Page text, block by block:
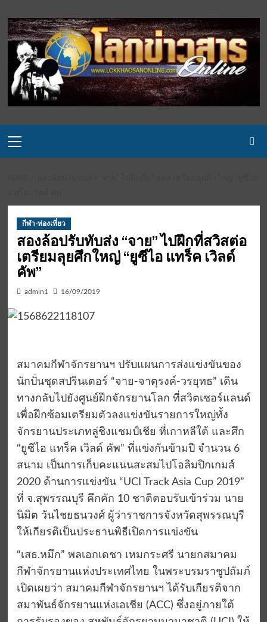
to
content
Menu
กีฬา-ท่องเที่ยว
สองล้อปรับทับส่ง “จาย” ไปฝึกที่สวิสต่อ
เตรียมลุยศึกใหญ่ “ยูซีไอ แทร็ค เวิลด์
คัพ”
admin1 16/09/2019
สมาคมกีฬาจักรยานฯ ปรับแผนการส่งแข่งขันของ
นักปั่นชุดสปรินเตอร์ “จาย-จาตุรงค์-วรยุทธ” เดิน
ทางกลับไปยังศูนย์ฝึกจักรยานโลก ที่สวิตเซอร์แลนด์
เพื่อฝึกซ้อมเตรียมตัวลงแข่งขันรายการใหญ่ทั้ง
จักรยานประเภทลู่ชิงแชมป์เชีย ที่เกาหลีใต้ และศึก
“ยูซีไอ แทร็ค เวิลด์ คัพ” ที่แข่งกันข้ามปี จำนวน 6
สนาม เป็นการเก็บคะแนนสะสมไปโอลิมปิกเกมส์
2020 ด้านการแข่งขัน “UCI Track Asia Cup 2019”
ที่ จ.สุพรรณบุรี คึกคัก 10 ชาติตอบรับเข้าร่วม นาย
นิมิต วันไชยธนวงศ์ ผู้ว่าราชการจังหวัดสุพรรณบุรี
ให้เกียรติเป็นประธานพิธีเปิดการแข่งขัน
“เสธ.หมึก” พลเอกเดชา เหมกระศรี นายกสมาคม
กีฬาจักรยานแห่งประเทศไทย ในพระบรมราชูปถัมภ์
เปิดเผยว่า สมาคมกีฬาจักรยานฯ ได้รับเกียรติจาก
สมาพันธ์จักรยานแห่งเอเชีย (ACC) ซึ่งอยู่ภายใต้